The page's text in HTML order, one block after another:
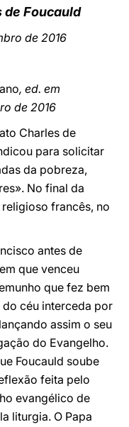
de Foucauld
de 2016
, ed. em
de 2016
Charles de
para solicitar
da pobreza,
No final da
francês, no
antes de
que venceu
que fez bem
do céu interceda por
assim o seu
do Evangelho.
Foucauld soube
feita pelo
evangélico de
liturgia. O Papa